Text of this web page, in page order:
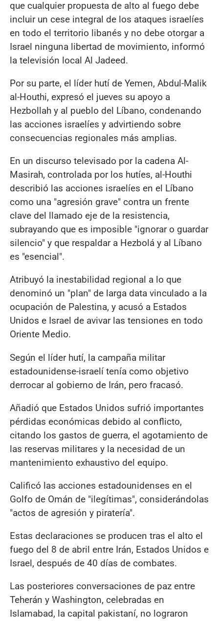
que cualquier propuesta de alto al fuego debe
incluir un cese integral de los ataques israelíes
en todo el territorio libanés y no debe otorgar a
Israel ninguna libertad de movimiento, informó
la televisión local Al Jadeed.
Por su parte, el líder hutí de Yemen, Abdul-Malik
al-Houthi, expresó el jueves su apoyo a
Hezbollah y al pueblo del Líbano, condenando
las acciones israelíes y advirtiendo sobre
consecuencias regionales más amplias.
En un discurso televisado por la cadena Al-
Masirah, controlada por los hutíes, al-Houthi
describió las acciones israelíes en el Líbano
como una "agresión grave" contra un frente
clave del llamado eje de la resistencia,
subrayando que es imposible "ignorar o guardar
silencio" y que respaldar a Hezbolá y al Líbano
es "esencial".
Atribuyó la inestabilidad regional a lo que
denominó un "plan" de larga data vinculado a la
ocupación de Palestina, y acusó a Estados
Unidos e Israel de avivar las tensiones en todo
Oriente Medio.
Según el líder hutí, la campaña militar
estadounidense-israelí tenía como objetivo
derrocar al gobierno de Irán, pero fracasó.
Añadió que Estados Unidos sufrió importantes
pérdidas económicas debido al conflicto,
citando los gastos de guerra, el agotamiento de
las reservas militares y la necesidad de un
mantenimiento exhaustivo del equipo.
Calificó las acciones estadounidenses en el
Golfo de Omán de "ilegítimas", considerándolas
"actos de agresión y piratería".
Estas declaraciones se producen tras el alto el
fuego del 8 de abril entre Irán, Estados Unidos e
Israel, después de 40 días de combates.
Las posteriores conversaciones de paz entre
Teherán y Washington, celebradas en
Islamabad, la capital pakistaní, no lograron